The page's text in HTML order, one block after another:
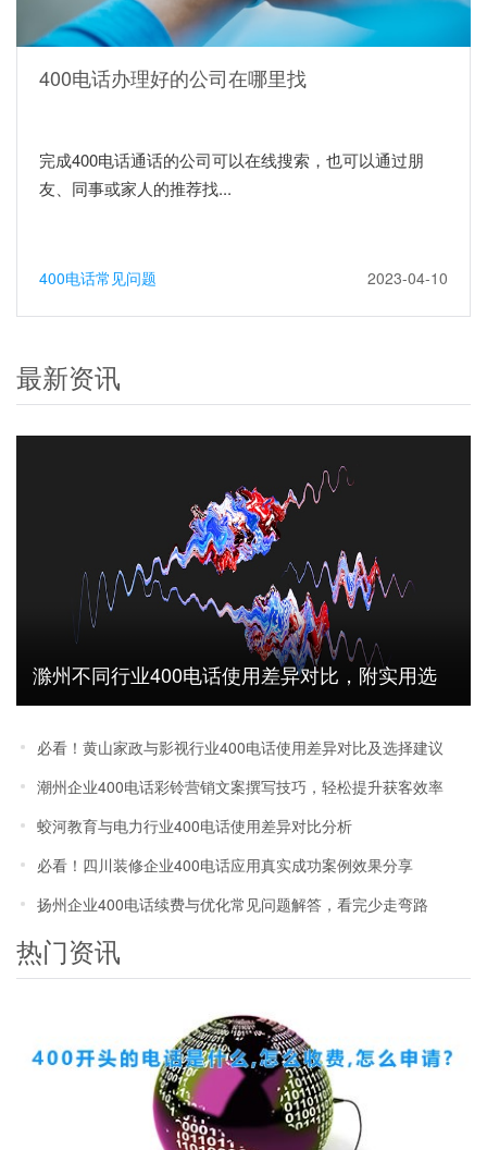
400电话办理好的公司在哪里找
完成400电话通话的公司可以在线搜索，也可以通过朋
友、同事或家人的推荐找...
400电话常见问题 2023-04-10
最新资讯
滁州不同行业400电话使用差异对比，附实用选
择建议
必看！黄山家政与影视行业400电话使用差异对比及选择建议
潮州企业400电话彩铃营销文案撰写技巧，轻松提升获客效率
蛟河教育与电力行业400电话使用差异对比分析
必看！四川装修企业400电话应用真实成功案例效果分享
扬州企业400电话续费与优化常见问题解答，看完少走弯路
热门资讯